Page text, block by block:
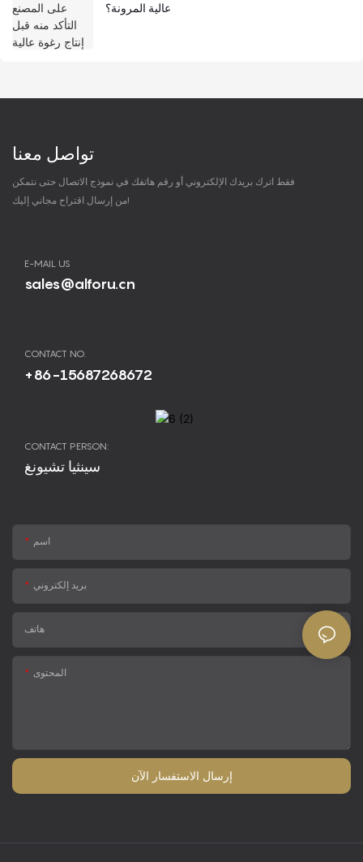
عالية المرونة؟
تواصل معنا
فقط اترك بريدك الإلكتروني أو رقم هاتفك في نموذج الاتصال حتى نتمكن
من إرسال اقتراح مجاني إليك!
E-MAIL US
sales@alforu.cn
CONTACT NO.
+86-15687268672
CONTACT PERSON:
سينثيا تشيونغ
اسم
بريد إلكتروني
هاتف
المحتوى
إرسال الاستفسار الآن